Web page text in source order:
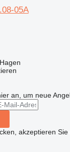
05A
an, um neue
akzeptieren Sie